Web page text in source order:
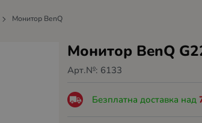
Монитор BenQ
Монитор BenQ
Арт.№: 6133
Безплатна доставка над